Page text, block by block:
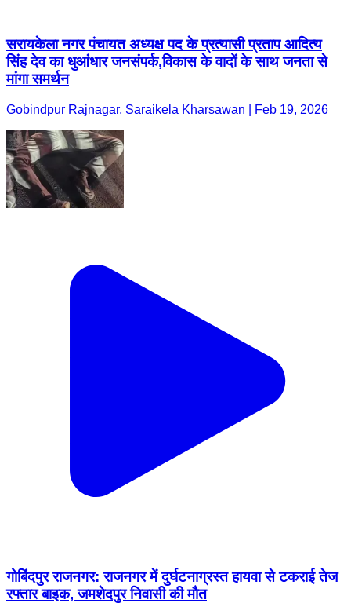
सरायकेला नगर पंचायत अध्यक्ष पद के प्रत्यासी प्रताप आदित्य
सिंह देव का धुआंधार जनसंपर्क,विकास के वादों के साथ जनता से
मांगा समर्थन
Gobindpur Rajnagar, Saraikela Kharsawan | Feb 19, 2026
गोबिंदपुर राजनगर: राजनगर में दुर्घटनाग्रस्त हायवा से टकराई तेज
रफ्तार बाइक, जमशेदपुर निवासी की मौत